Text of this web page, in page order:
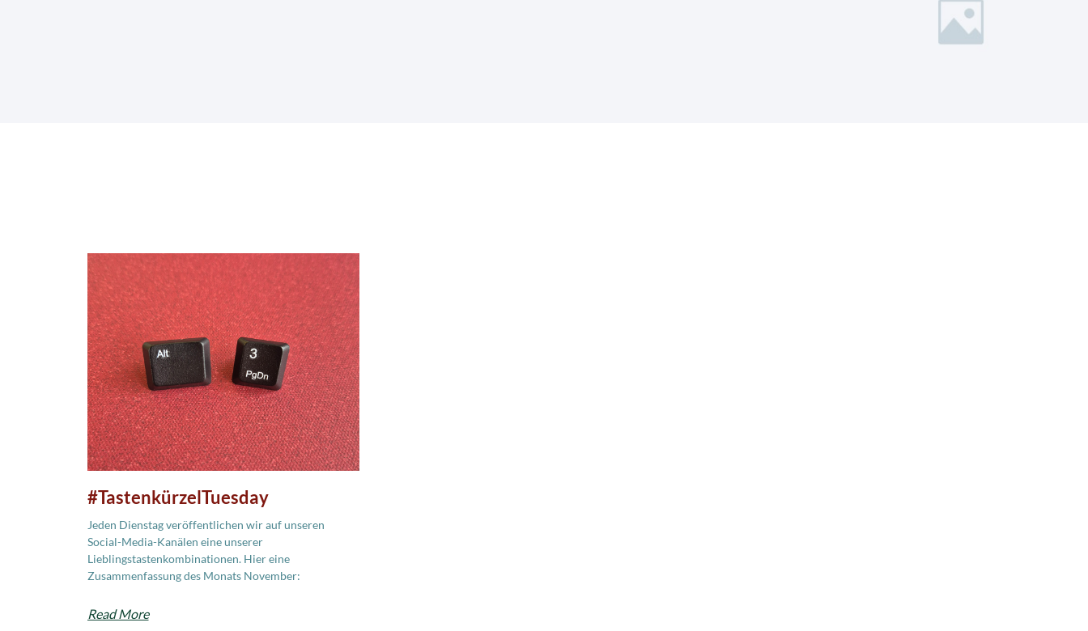
#TastenkürzelTuesday
Jeden Dienstag veröffentlichen wir auf unseren
Social-Media-Kanälen eine unserer
Lieblingstastenkombinationen. Hier eine
Zusammenfassung des Monats November:
Read More